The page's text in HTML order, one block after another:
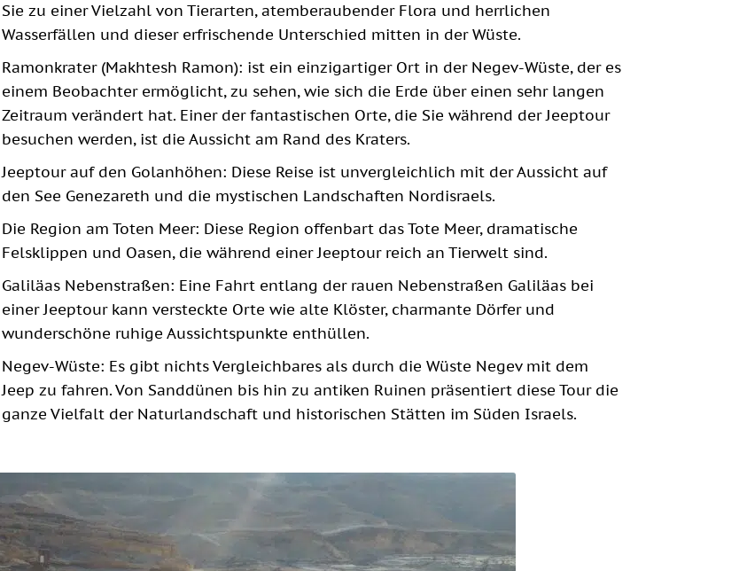
Sie zu einer Vielzahl von Tierarten, atemberaubender Flora und herrlichen
Wasserfällen und dieser erfrischende Unterschied mitten in der Wüste.
Ramonkrater (Makhtesh Ramon): ist ein einzigartiger Ort in der Negev-Wüste, der es
einem Beobachter ermöglicht, zu sehen, wie sich die Erde über einen sehr langen
Zeitraum verändert hat. Einer der fantastischen Orte, die Sie während der Jeeptour
besuchen werden, ist die Aussicht am Rand des Kraters.
Jeeptour auf den Golanhöhen: Diese Reise ist unvergleichlich mit der Aussicht auf
den See Genezareth und die mystischen Landschaften Nordisraels.
Die Region am Toten Meer: Diese Region offenbart das Tote Meer, dramatische
Felsklippen und Oasen, die während einer Jeeptour reich an Tierwelt sind.
Galiläas Nebenstraßen: Eine Fahrt entlang der rauen Nebenstraßen Galiläas bei
einer Jeeptour kann versteckte Orte wie alte Klöster, charmante Dörfer und
wunderschöne ruhige Aussichtspunkte enthüllen.
Negev-Wüste: Es gibt nichts Vergleichbares als durch die Wüste Negev mit dem
Jeep zu fahren. Von Sanddünen bis hin zu antiken Ruinen präsentiert diese Tour die
ganze Vielfalt der Naturlandschaft und historischen Stätten im Süden Israels.